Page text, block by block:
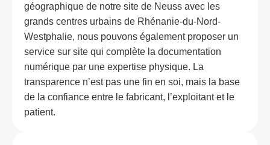
géographique de notre site de Neuss avec les
grands centres urbains de Rhénanie-du-Nord-
Westphalie, nous pouvons également proposer un
service sur site qui complète la documentation
numérique par une expertise physique. La
transparence n’est pas une fin en soi, mais la base
de la confiance entre le fabricant, l’exploitant et le
patient.